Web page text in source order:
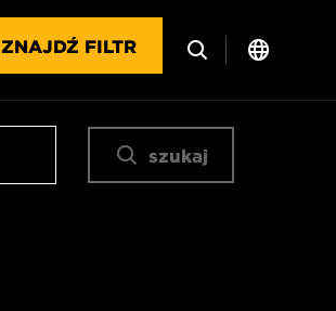
ZNAJDŹ FILTR
szukaj